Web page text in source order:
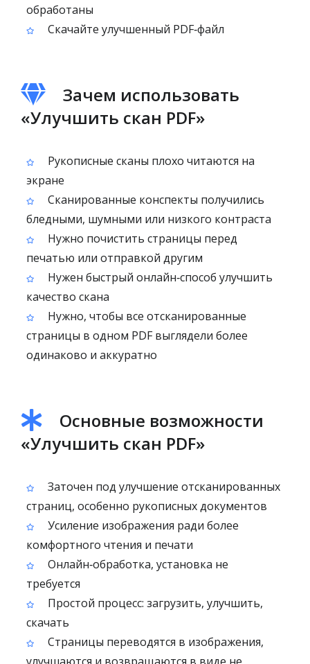
обработаны
Скачайте улучшенный PDF‑файл
Зачем использовать
«Улучшить скан PDF»
Рукописные сканы плохо читаются на
экране
Сканированные конспекты получились
бледными, шумными или низкого контраста
Нужно почистить страницы перед
печатью или отправкой другим
Нужен быстрый онлайн‑способ улучшить
качество скана
Нужно, чтобы все отсканированные
страницы в одном PDF выглядели более
одинаково и аккуратно
Основные возможности
«Улучшить скан PDF»
Заточен под улучшение отсканированных
страниц, особенно рукописных документов
Усиление изображения ради более
комфортного чтения и печати
Онлайн‑обработка, установка не
требуется
Простой процесс: загрузить, улучшить,
скачать
Страницы переводятся в изображения,